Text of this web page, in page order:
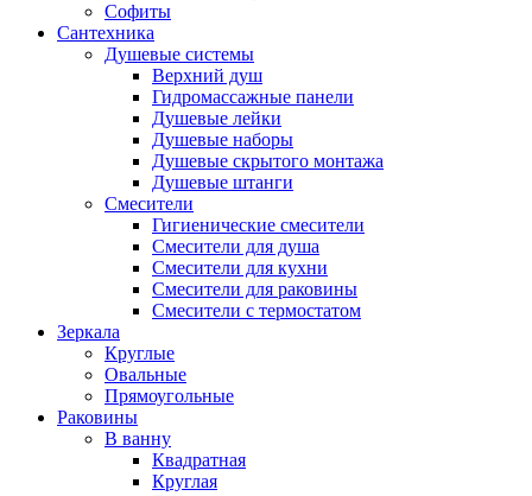
Софиты
Сантехника
Душевые системы
Верхний душ
Гидромассажные панели
Душевые лейки
Душевые наборы
Душевые скрытого монтажа
Душевые штанги
Смесители
Гигиенические смесители
Смесители для душа
Смесители для кухни
Смесители для раковины
Смесители с термостатом
Зеркала
Круглые
Овальные
Прямоугольные
Раковины
В ванну
Квадратная
Круглая